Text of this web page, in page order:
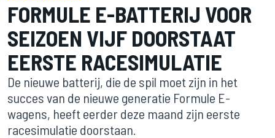
FORMULE E-BATTERIJ VOOR
SEIZOEN VIJF DOORSTAAT
EERSTE RACESIMULATIE
De nieuwe batterij, die de spil moet zijn in het
succes van de nieuwe generatie Formule E-
wagens, heeft eerder deze maand zijn eerste
racesimulatie doorstaan.